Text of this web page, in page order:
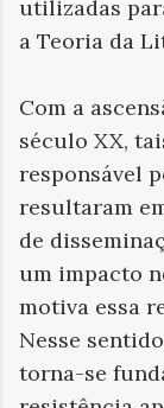
utilizadas
a Teoria da
Com a
século XX,
responsável
resultaram
de
um impacto
motiva essa
Nesse
torna-se